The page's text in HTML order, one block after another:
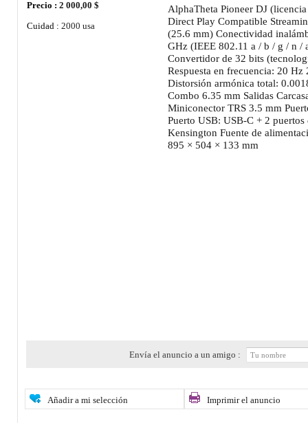
Precio : 2 000,00 $
Cuidad : 2000 usa
AlphaTheta Pioneer DJ
Direct Play Compatible
(25.6 mm) Conectividad
GHz (IEEE 802.11 a / b / g / n
Convertidor de 32 bits
Respuesta en frecuencia: 20
Distorsión armónica total:
Combo 6.35 mm Salidas
Miniconector TRS 3.5 mm
Puerto USB: USB-C + 2
Kensington Fuente de
895 × 504 × 133 mm
Envía el anuncio a un amigo :
Añadir a mi selección Imprimir el anuncio